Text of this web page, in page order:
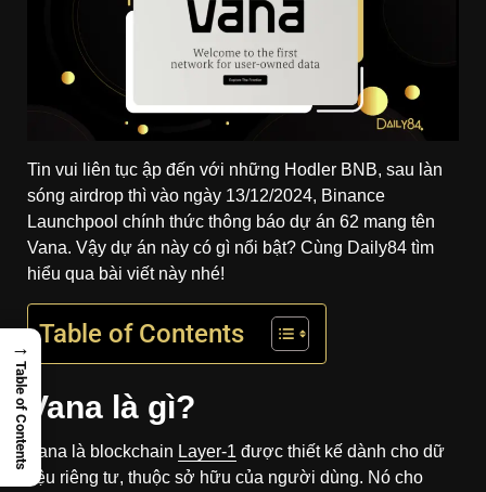
Tin vui liên tục ập đến với những Hodler BNB, sau làn
sóng airdrop thì vào ngày 13/12/2024, Binance
Launchpool chính thức thông báo dự án 62 mang tên
Vana. Vậy dự án này có gì nổi bật? Cùng Daily84 tìm
hiểu qua bài viết này nhé!
Table of Contents
Vana là gì?
Vana là blockchain Layer-1 được thiết kế dành cho dữ
liệu riêng tư, thuộc sở hữu của người dùng. Nó cho
→
Table of Contents